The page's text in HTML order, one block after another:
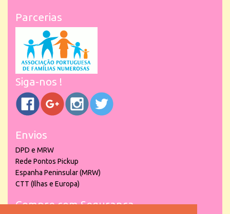
Parcerias
Siga-nos !
Envios
DPD e MRW
Rede Pontos Pickup
Espanha Peninsular (MRW)
CTT (Ilhas e Europa)
Compre com Segurança